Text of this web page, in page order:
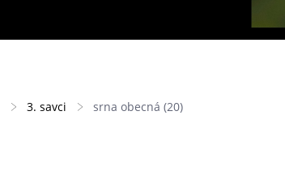
3. savci srna obecná (20)